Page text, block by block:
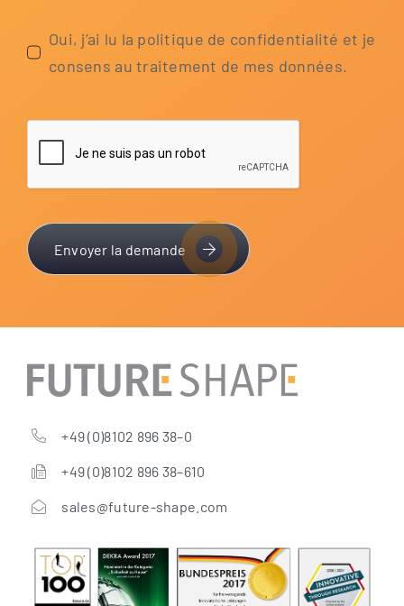
Oui, j’ai lu la poli­tique de con­fi­den­tia­li­té et je
con­sens au trai­te­ment de mes données.
Envoyer la demande
+49 (0)8102 896 38–0
+49 (0)8102 896 38–610
sales@future-shape.com